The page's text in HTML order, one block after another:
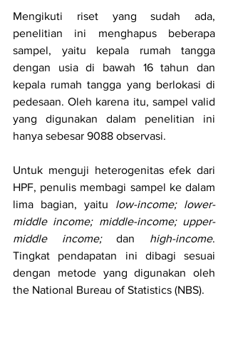
Mengikuti riset yang sudah ada,
penelitian ini menghapus beberapa
sampel, yaitu kepala rumah tangga
dengan usia di bawah 16 tahun dan
kepala rumah tangga yang berlokasi di
pedesaan. Oleh karena itu, sampel valid
yang digunakan dalam penelitian ini
hanya sebesar 9088 observasi.
Untuk menguji heterogenitas efek dari
HPF, penulis membagi sampel ke dalam
lima bagian, yaitu low-income; lower-
middle income; middle-income; upper-
middle income; dan high-income.
Tingkat pendapatan ini dibagi sesuai
dengan metode yang digunakan oleh
the National Bureau of Statistics (NBS).